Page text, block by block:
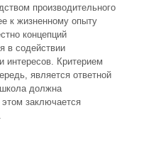
производительного
к жизненному опыту
концепций
в содействии
интересов. Критерием
является ответной
должна
заключается